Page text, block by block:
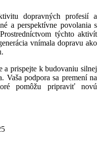
dopravných profesií a
a perspektívne povolania s
týchto aktivít
vnímala dopravu ako
a prispejte k budovaniu silnej
Vaša podpora sa premení na
pomôžu pripraviť novú